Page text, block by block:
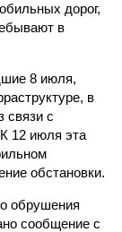
дорог,
в
8 июля,
в
связи с
12 июля эта
обстановки.
обрушения
сообщение с